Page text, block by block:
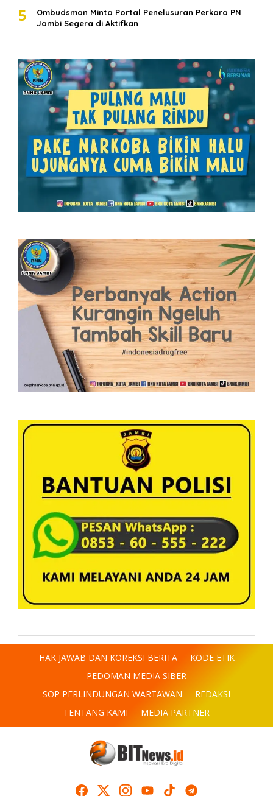
5
Ombudsman Minta Portal Penelusuran Perkara PN
Jambi Segera di Aktifkan
HAK JAWAB DAN KOREKSI BERITA
KODE ETIK
PEDOMAN MEDIA SIBER
SOP PERLINDUNGAN WARTAWAN
REDAKSI
TENTANG KAMI
MEDIA PARTNER